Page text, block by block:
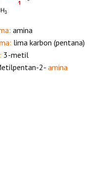
amina
lima karbon (pentana)
3-metil
2- amina